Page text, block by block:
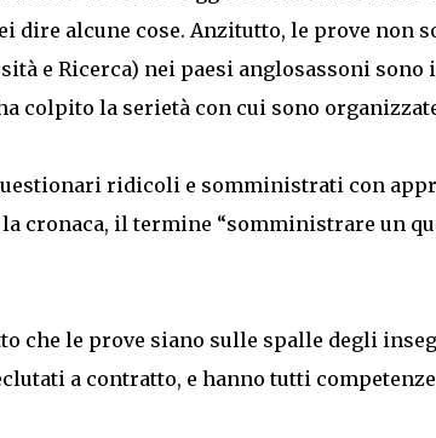
dire alcune cose. Anzitutto, le prove non
e Ricerca) nei paesi anglosassoni sono
colpito la serietà con cui sono
ridicoli e somministrati con
la cronaca, il termine “somministrare un
che le prove siano sulle spalle degli
a contratto, e hanno tutti